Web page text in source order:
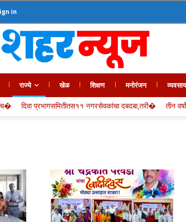
in
राज्ये खेळ शिक्षण मनोरंजन व्यवसाय
नगरसेवकांचा दबदबा,तरी� तीन वर्षांपासून प्रलंबित